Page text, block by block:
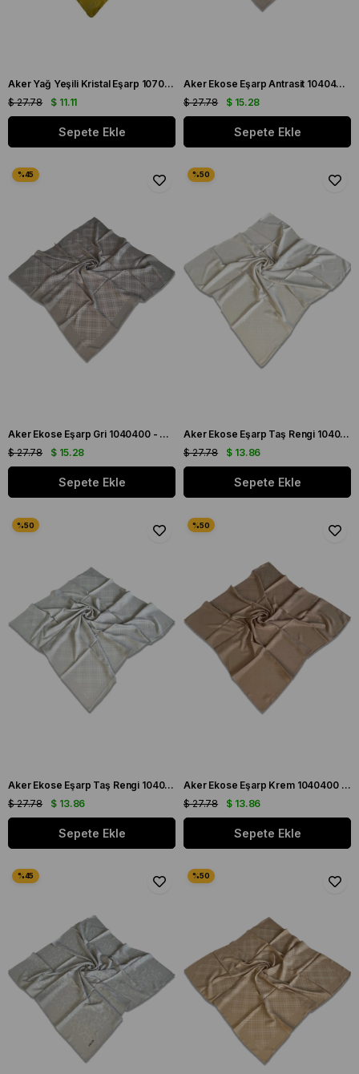
Aker Yağ Yeşili Kristal Eşarp 1070900 - 955
$ 11.11
$ 27.78
Sepete Ekle
Aker Ekose Eşarp Antrasit 1040400 - 973 - 32693
$ 15.28
$ 27.78
Sepete Ekle
Aker Ekose Eşarp Gri 1040400 - 972 - 32694
$ 15.28
$ 27.78
Sepete Ekle
Aker Ekose Eşarp Taş Rengi 1040400 - 912 - 32682
$ 13.86
$ 27.78
Sepete Ekle
Aker Ekose Eşarp Taş Rengi 1040400 - 971 - 32681
$ 13.86
$ 27.78
Sepete Ekle
Aker Ekose Eşarp Krem 1040400 - 982 - 32679
$ 13.86
$ 27.78
Sepete Ekle